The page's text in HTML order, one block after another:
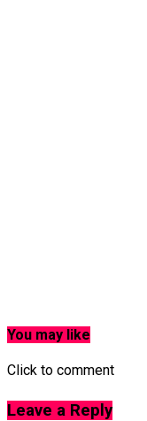
You may like
Click to comment
Leave a Reply